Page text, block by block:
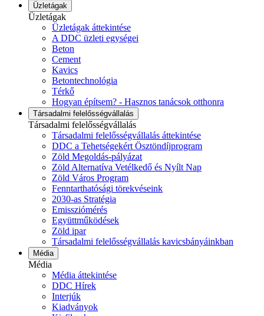
Üzletágak
Üzletágak
Üzletágak áttekintése
A DDC üzleti egységei
Beton
Cement
Kavics
Betontechnológia
Térkő
Hogyan építsem? - Hasznos tanácsok otthonra
Társadalmi felelősségvállalás
Társadalmi felelősségvállalás
Társadalmi felelősségvállalás áttekintése
DDC a Tehetségekért Ösztöndíjprogram
Zöld Megoldás-pályázat
Zöld Alternatíva Vetélkedő és Nyílt Nap
Zöld Város Program
Fenntarthatósági törekvéseink
2030-as Stratégia
Emissziómérés
Együttműködések
Zöld ipar
Társadalmi felelősségvállalás kavicsbányáinkban
Média
Média
Média áttekintése
DDC Hírek
Interjúk
Kiadványok